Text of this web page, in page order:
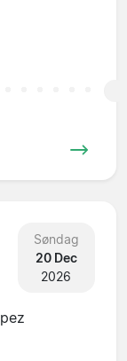
Søndag
20 Dec
2026